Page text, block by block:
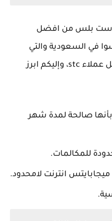
بلس من افضل
في السعودية والتي
حازت علي اهتمام كبير من قبل عملاء stc، وإليكم ابرز
تتسم باقة سوا الـ 160 بأنها صالحة لمدة شهر
للمكالمات.